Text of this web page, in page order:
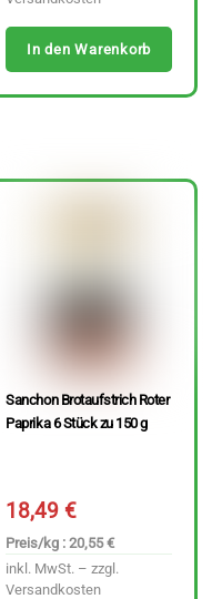
In den Warenkorb
Sanchon Brotaufstrich Roter
Paprika 6 Stück zu 150 g
18,49€
Preis/kg : 20,55 €
inkl. MwSt. – zzgl.
Versandkosten